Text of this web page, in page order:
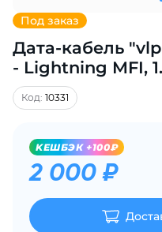
Под заказ
Дата-кабель
- Lightning MFI,
Код: 10331
KЕШБЭК +100₽
2 000 ₽
Получайте товар
выбранный
списываться
по25%каждые 2
Подробнее